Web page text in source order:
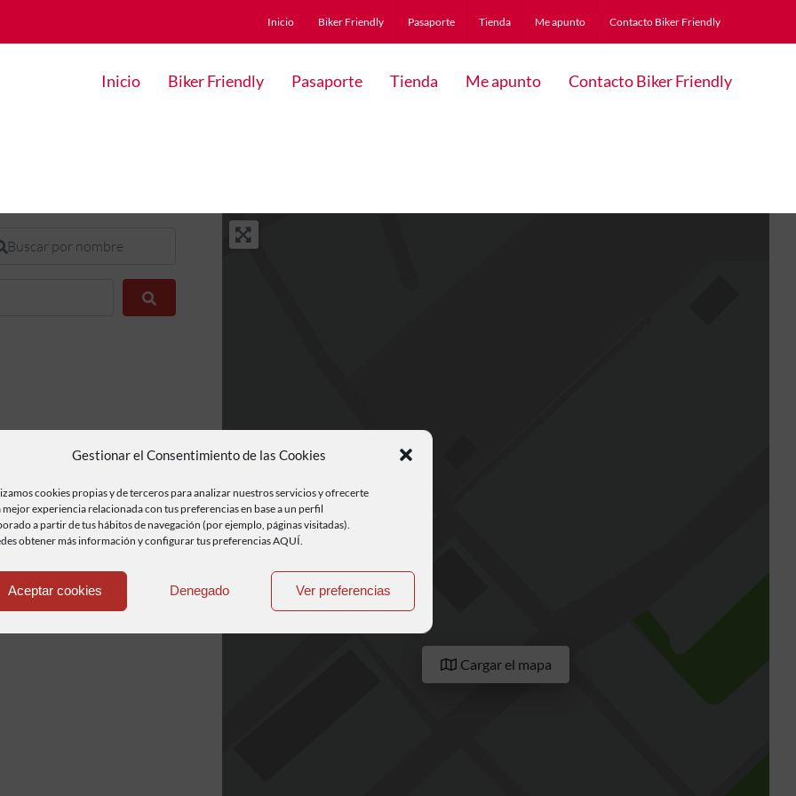
Gestionar el Consentimiento de las Cookies
cookies propias y de terceros para analizar nuestros servicios y ofrecerte
mejor experiencia relacionada con tus preferencias en base a un perfil
a partir de tus hábitos de navegación (por ejemplo, páginas visitadas).
obtener más información y configurar tus preferencias AQUÍ.
Aceptar cookies Denegado Ver preferencias
Inicio Biker Friendly Pasaporte Tienda Me apunto Contacto Biker Friendly
Inicio Biker Friendly Pasaporte Tienda Me apunto Contacto Biker Friendly
por nombre
Cargar el mapa